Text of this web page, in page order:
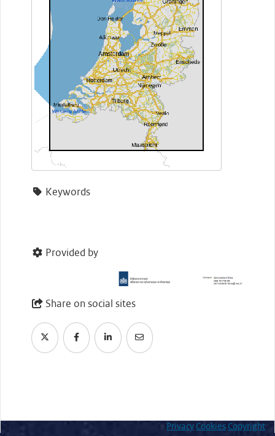
Keywords
Provided by
Share on social sites
Privacy Cookies Copyright